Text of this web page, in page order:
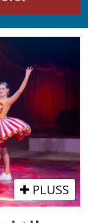
PLUSS